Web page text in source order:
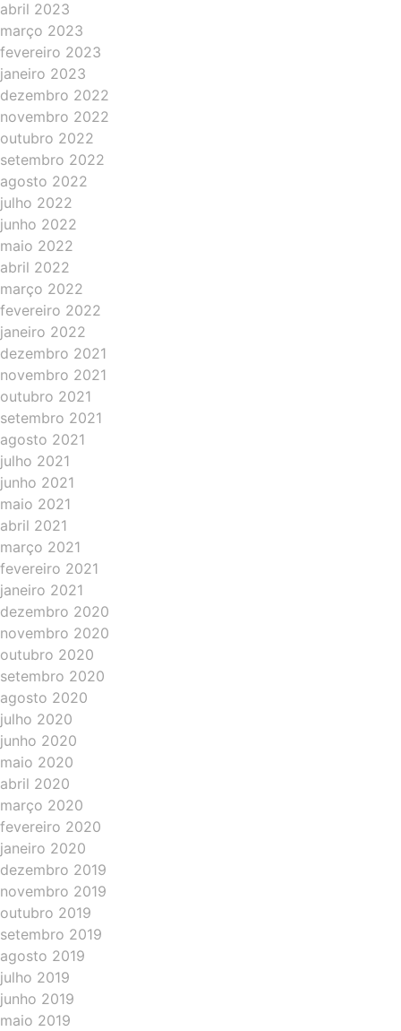
abril 2023
março 2023
fevereiro 2023
janeiro 2023
dezembro 2022
novembro 2022
outubro 2022
setembro 2022
agosto 2022
julho 2022
junho 2022
maio 2022
abril 2022
março 2022
fevereiro 2022
janeiro 2022
dezembro 2021
novembro 2021
outubro 2021
setembro 2021
agosto 2021
julho 2021
junho 2021
maio 2021
abril 2021
março 2021
fevereiro 2021
janeiro 2021
dezembro 2020
novembro 2020
outubro 2020
setembro 2020
agosto 2020
julho 2020
junho 2020
maio 2020
abril 2020
março 2020
fevereiro 2020
janeiro 2020
dezembro 2019
novembro 2019
outubro 2019
setembro 2019
agosto 2019
julho 2019
junho 2019
maio 2019